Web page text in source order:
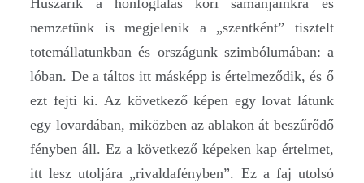
Huszárik a honfoglalás kori sámánjainkra és
nemzetünk is megjelenik a „szentként” tisztelt
totemállatunkban és országunk szimbólumában: a
lóban. De a táltos itt másképp is értelmeződik, és ő
ezt fejti ki. Az következő képen egy lovat látunk
egy lovardában, miközben az ablakon át beszűrődő
fényben áll. Ez a következő képeken kap értelmet,
itt lesz utoljára „rivaldafényben”. Ez a faj utolsó